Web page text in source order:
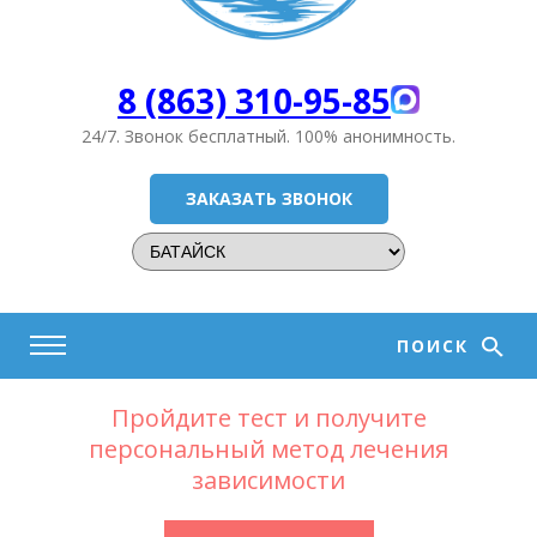
8 (863) 310-95-85
24/7. Звонок бесплатный. 100% анонимность.
ЗАКАЗАТЬ ЗВОНОК
ПОИСК
Пройдите тест и получите
персональный метод лечения
зависимости